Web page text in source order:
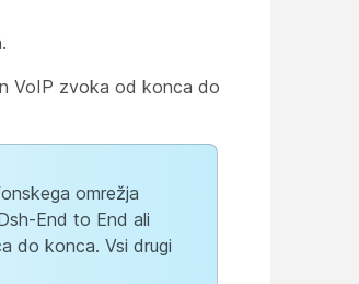
VoIP zvoka od konca do
omrežja
End to End ali
do konca. Vsi drugi